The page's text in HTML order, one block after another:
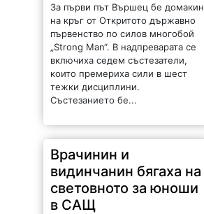
За първи път Вършец бе домакин
на кръг от Откритото държавно
първенство по силов многобой
„Strong Man“. В надпреварата се
включиха седем състезатели,
които премериха сили в шест
тежки дисциплини.
Състезанието бе...
Врачинин и
видинчанин бягаха на
световното за юноши
в САЩ